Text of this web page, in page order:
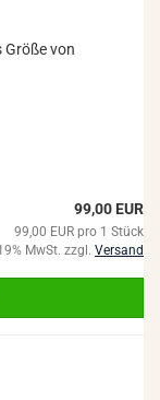
Größe von
99,00 EUR
99,00 EUR pro 1 Stück
MwSt. zzgl. Versand